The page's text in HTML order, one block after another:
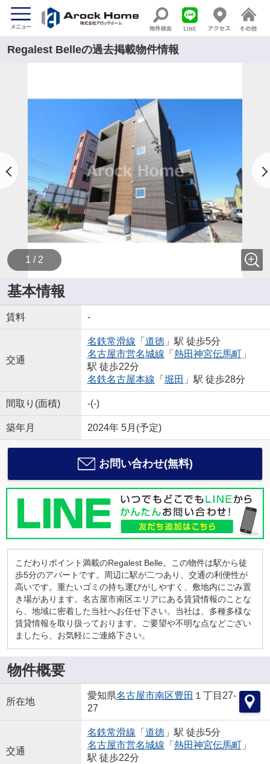
Regalest Belleの過去掲載物件情報
1 / 2
基本情報
賃料 -
交通
名鉄常滑線 「 道徳」駅 徒歩5分
名古屋市営名城線 「 熱田神宮伝馬町」
駅 徒歩22分
名鉄名古屋本線 「 堀田 」駅 徒歩28分
間取り(面積) -(-)
築年月 2024年 5月(予定)
お問い合わせ(無料)
こだわりポイント満載のRegalest Belle。この物件は駅から徒
歩5分のアパートです。周辺に駅が二つあり、交通の利便性が
高いです。重たいゴミの持ち運びがしやすく、敷地内にごみ置
き場があります。名古屋市南区エリアにある賃貸情報のことな
ら、地域に密着した当社へお任せ下さい。当社は、多種多様な
賃貸情報を取り扱っております。ご要望や不明な点などござい
ましたら、お気軽にご連絡下さい。
物件概要
所在地
愛知県名古屋市南区豊田 １丁目27-
27
交通
名鉄常滑線 「 道徳」駅 徒歩5分
名古屋市営名城線 「 熱田神宮伝馬町」
駅 徒歩22分